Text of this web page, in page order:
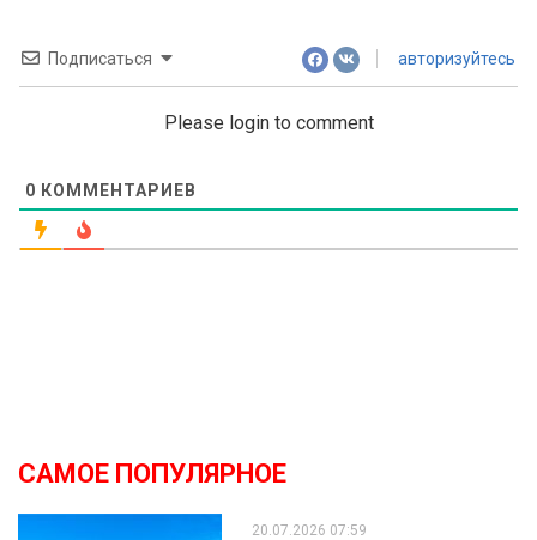
Подписаться авторизуйтесь
Please login to comment
0 КОММЕНТАРИЕВ
САМОЕ ПОПУЛЯРНОЕ
20.07.2026 07:59